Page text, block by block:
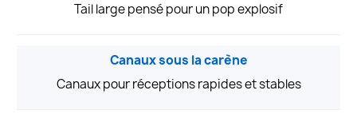
Tail large pensé pour un pop explosif
Canaux sous la carène
Canaux pour réceptions rapides et stables